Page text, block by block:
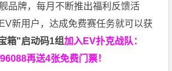
品牌，每月不断推出福利反馈活
新用户，达成免费赛任务就可以获
箱"启动码1组加入EV扑克战队：
再送4张免费门票！